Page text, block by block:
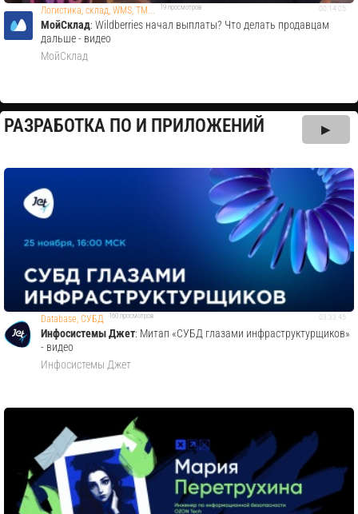
00:14:05
Логистика, склад, WMS, TM... 19 просмотров
МойСклад: Wildberries начал выплаты? Что делать продавцам
дальше - видео
МойСклад
РАЗРАБОТКА ПО И ПРИЛОЖЕНИЙ ▶
03:33:45
Database, СУБД 160 просмотров
Инфосистемы Джет: Митап «СУБД глазами инфраструктурщиков»
- видео
Инфосистемы Джет